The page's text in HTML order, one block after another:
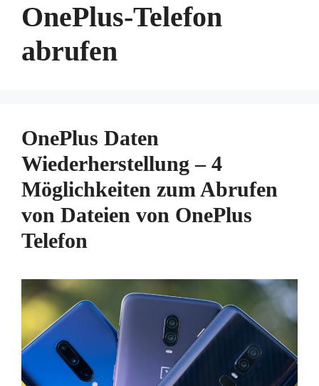
OnePlus-Telefon
abrufen
OnePlus Daten
Wiederherstellung – 4
Möglichkeiten zum Abrufen
von Dateien von OnePlus
Telefon